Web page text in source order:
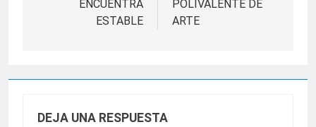
ENCUENTRA
ESTABLE
POLIVALENTE DE
ARTE
DEJA UNA RESPUESTA